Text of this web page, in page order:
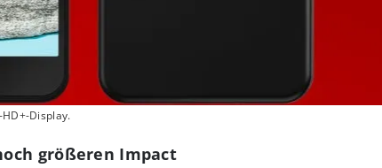
Display.
größeren Impact